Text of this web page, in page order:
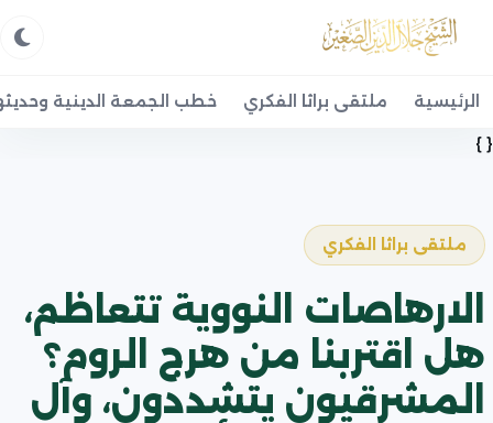
الرئيسية ملتقى براثا الفكري خطب الجمعة الدينية
{ }
ملتقى براثا الفكري
الارهاصات النووية تتعاظم،
هل اقتربنا من هرج الروم؟
المشرقيون يتشددون، وآل